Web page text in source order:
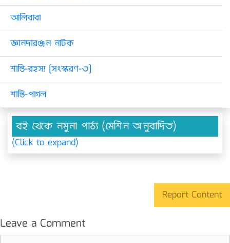
আলিবাবা
জ্ঞানদারঞ্জন নাটক
শান্তি-রহস্য [সংস্করণ-৩]
শান্তি-পাগল
বই থেকে নমুনা পাঠ্য (মেশিন অনুবাদিত)
(Click to expand)
Report Content
Leave a Comment